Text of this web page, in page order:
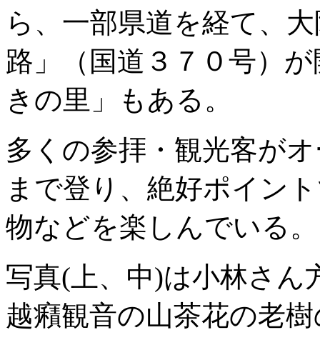
ら、一部県道を経て、
路」（国道３７０号）
きの里」もある。
多くの参拝・観光客が
まで登り、絶好ポイン
物などを楽しんでいる。
写真(上、中)は小林さん
越癪観音の山茶花の老